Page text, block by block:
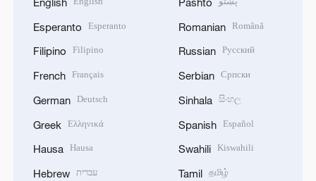
Esperanto Esperanto
Filipino Filipino
French Français
German Deutsch
Greek Ελληνικά
Hausa Hausa
Hebrew עברית
Romanian Română
Russian Русский
Serbian Српски
Sinhala සිංහල
Spanish Español
Swahili Kiswahili
Tamil தமிழ்